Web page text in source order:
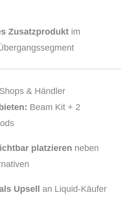
Zusatzprodukt im
& Händler
Beam Kit + 2
platzieren neben
Upsell an Liquid-Käufer